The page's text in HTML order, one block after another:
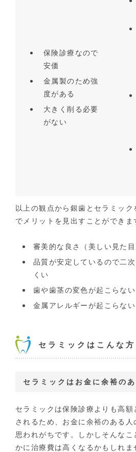
保険診療なので
安価
金属製のため強
度がある
大きく削る必要
がない
以上の観点から銀歯とセラミッ
でメリットを見出すことができま
審美的な良さ（美しい見た
品質が安定しているので二
くい
歯や歯茎の変色が起こらない
金属アレルギーが起こらない
セラミックはこんな
セラミックはお金に余裕の
セラミックは保険診療よりも高
されるため、お金に余裕のある人
思われがちです。しかしそんなこ
かに治療費は高くなるかもしれ